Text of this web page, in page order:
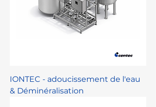
IONTEC - adoucissement de l'eau
& Déminéralisation